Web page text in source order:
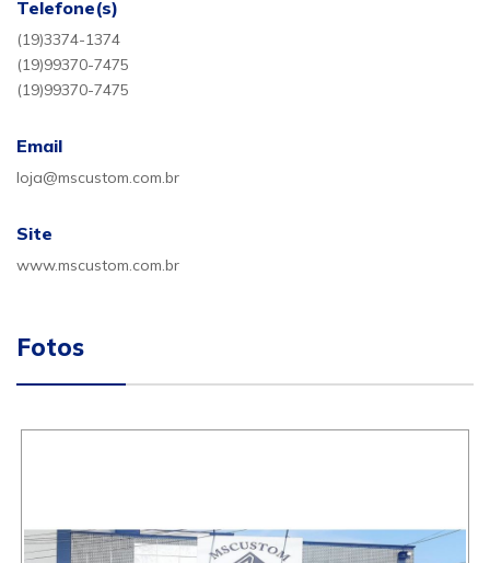
Telefone(s)
(19)3374-1374
(19)99370-7475
(19)99370-7475
Email
loja@mscustom.com.br
Site
www.mscustom.com.br
Fotos